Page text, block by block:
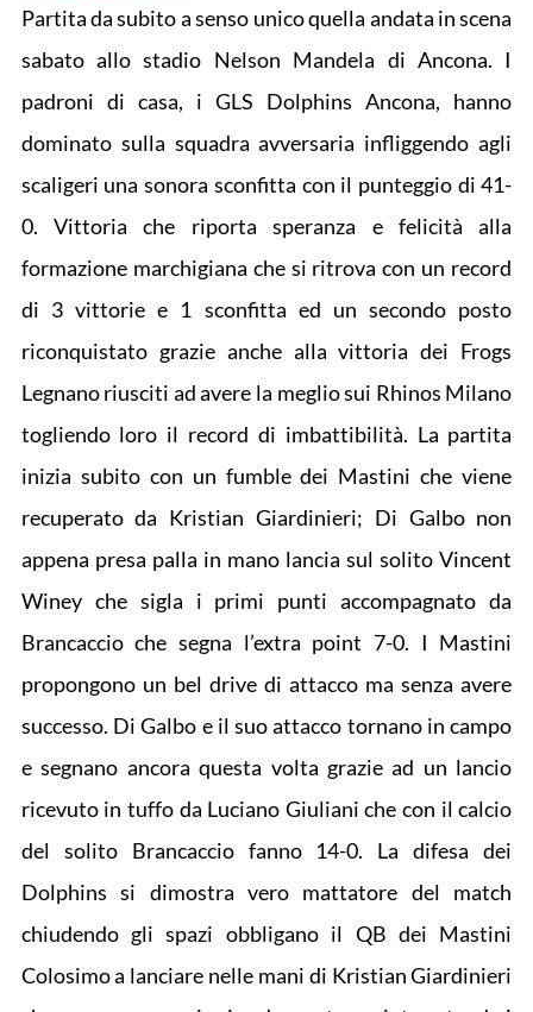
Partita da subito a senso unico quella andata in scena
sabato allo stadio Nelson Mandela di Ancona. I
padroni di casa, i GLS Dolphins Ancona, hanno
dominato sulla squadra avversaria infliggendo agli
scaligeri una sonora sconfitta con il punteggio di 41-
0. Vittoria che riporta speranza e felicità alla
formazione marchigiana che si ritrova con un record
di 3 vittorie e 1 sconfitta ed un secondo posto
riconquistato grazie anche alla vittoria dei Frogs
Legnano riusciti ad avere la meglio sui Rhinos Milano
togliendo loro il record di imbattibilità. La partita
inizia subito con un fumble dei Mastini che viene
recuperato da Kristian Giardinieri; Di Galbo non
appena presa palla in mano lancia sul solito Vincent
Winey che sigla i primi punti accompagnato da
Brancaccio che segna l’extra point 7-0. I Mastini
propongono un bel drive di attacco ma senza avere
successo. Di Galbo e il suo attacco tornano in campo
e segnano ancora questa volta grazie ad un lancio
ricevuto in tuffo da Luciano Giuliani che con il calcio
del solito Brancaccio fanno 14-0. La difesa dei
Dolphins si dimostra vero mattatore del match
chiudendo gli spazi obbligano il QB dei Mastini
Colosimo a lanciare nelle mani di Kristian Giardinieri